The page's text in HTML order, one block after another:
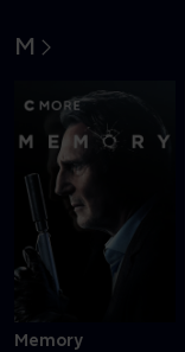
M
Memory